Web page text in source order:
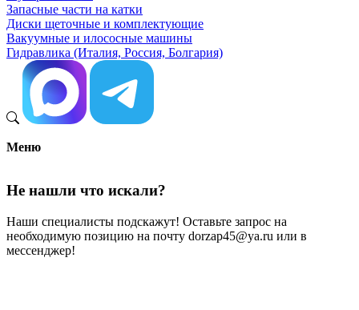
Запасные части на катки
Диски щеточные и комплектующие
Вакуумные и илососные машины
Гидравлика (Италия, Россия, Болгария)
Меню
Не нашли что искали?
Наши специалисты подскажут! Оставьте запрос на
необходимую позицию на почту dorzap45@ya.ru или в
мессенджер!